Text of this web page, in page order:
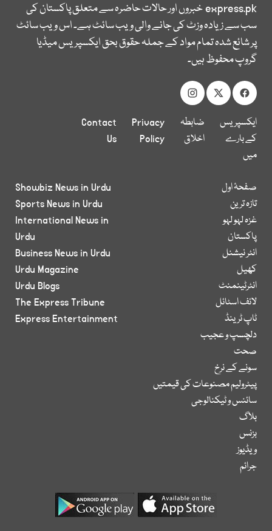
express.pkخبروں اور حالات حاضرہ سے متعلق پاکستان کی
سب سے زیادہ وزٹ کی جانے والی ویب سائٹ ہے۔ اس ویب سائٹ
پر شائع شدہ تمام مواد کے جملہ حقوق بحق ایکسپریس میڈیا
گروپ محفوظ ہیں۔
ایکسپریس
کے بارے
میں
ضابطہ
اخلاق
Privacy
Policy
Contact
Us
صفحۂ اول
تازہ ترین
غزہ لہو لہو
پاکستان
انٹر نیشنل
کھیل
انٹرٹینمنٹ
لائف اسٹائل
ٹاپ ٹرینڈ
دلچسپ و عجیب
صحت
سونے کے نرخ
پیٹرولیم مصنوعات کی قیمتیں
سائنس و ٹیکنالوجی
بلاگ
بزنس
ویڈیوز
جرائم
Showbiz News in Urdu
Sports News in Urdu
International News in
Urdu
Business News in Urdu
Urdu Magazine
Urdu Blogs
The Express Tribune
Express Entertainment